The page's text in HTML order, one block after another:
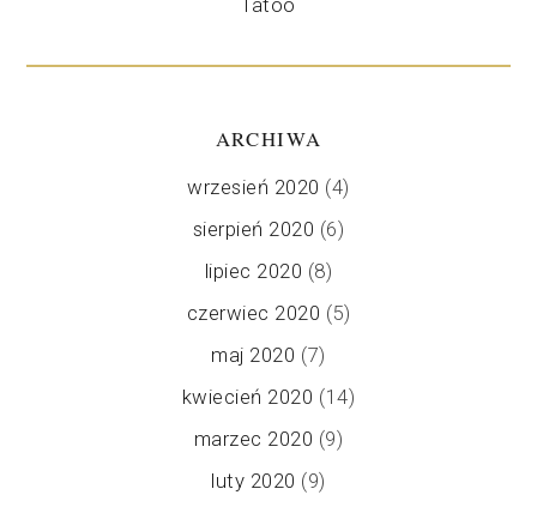
Tatoo
ARCHIWA
wrzesień 2020 (4)
sierpień 2020 (6)
lipiec 2020 (8)
czerwiec 2020 (5)
maj 2020 (7)
kwiecień 2020 (14)
marzec 2020 (9)
luty 2020 (9)